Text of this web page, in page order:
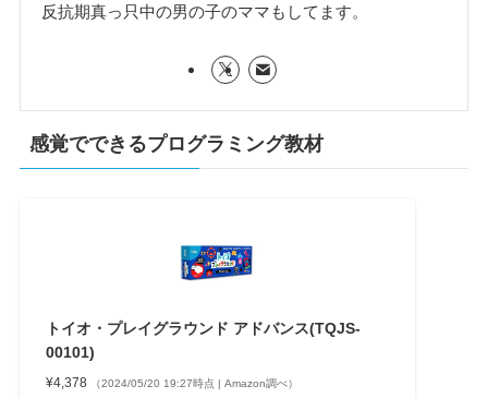
反抗期真っ只中の男の子のママもしてます。
感覚でできるプログラミング教材
トイオ・プレイグラウンド アドバンス(TQJS-
00101)
¥4,378 （2024/05/20 19:27時点 | Amazon調べ）